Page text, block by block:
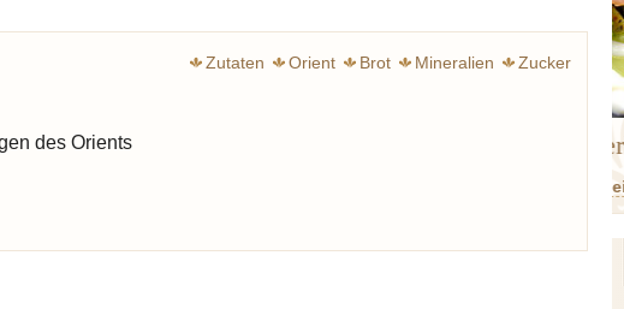
Zutaten Orient Brot Mineralien Zucker
des OrientsGenuss